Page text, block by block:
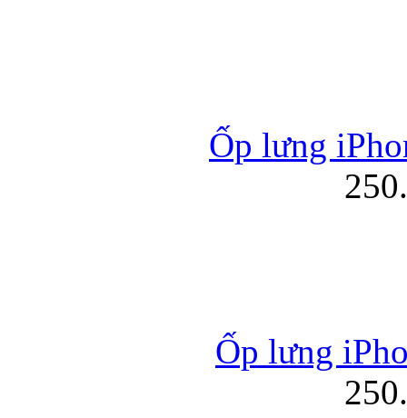
Ốp lưng
Ốp lưng